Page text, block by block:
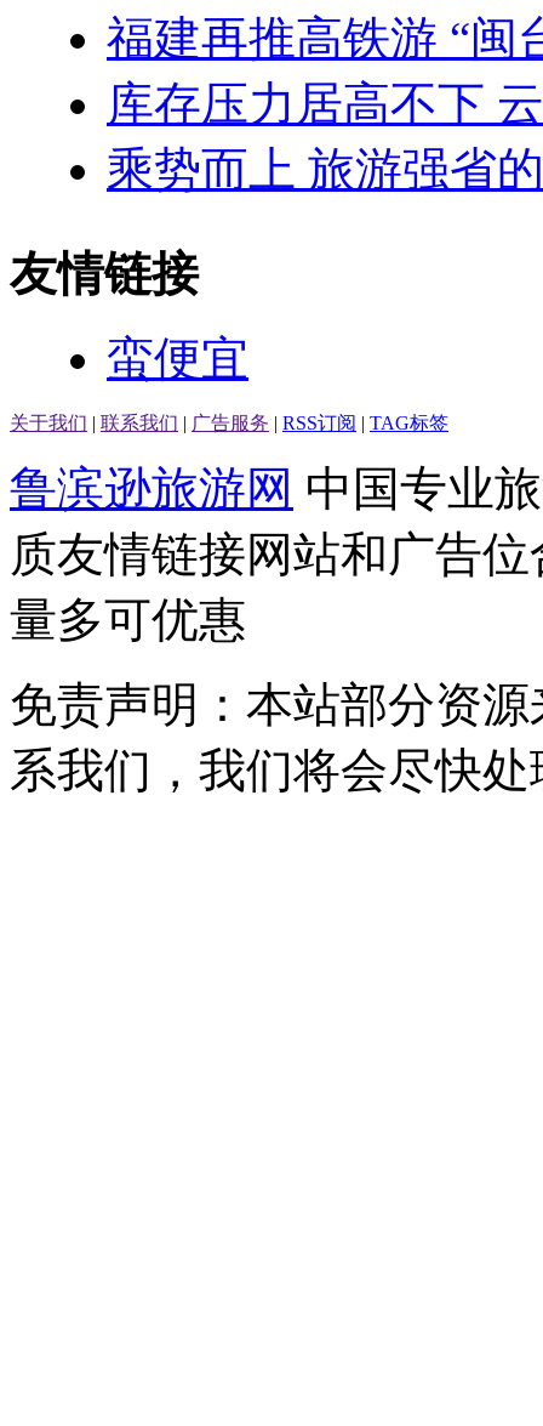
福建再推高铁游 “闽
库存压力居高不下
乘势而上 旅游强省
友情链接
蛮便宜
关于我们 | 联系我们 | 广告服务 | RSS订阅 | TAG标签
鲁滨逊旅游网 中国专业
质友情链接网站和广告
量多可优惠
免责声明：本站部分资
系我们，我们将会尽快